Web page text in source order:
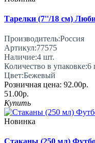
Тарелки (7''/18 см)
Производитель:Россия
Артикул:77575
Наличие:4 шт.
Количество в упаковке:6
Цвет:Бежевый
Розничная цена: 92.00р.
51.00р.
Купить
Новинка